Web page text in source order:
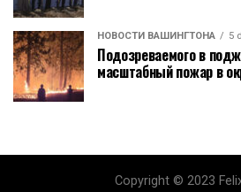
НОВОСТИ ВАШИНГТОНА 5
Подозреваемого в
масштабный пожар в
Copyright © 2023